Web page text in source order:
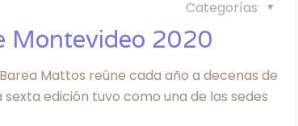
Categorías
Montevideo 2020
Mattos reúne cada año a decenas de
edición tuvo como una de las sedes